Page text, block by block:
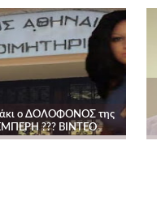
ο ΔΟΛΟΦΟΝΟΣ της
??? ΒΙΝΤΕΟ